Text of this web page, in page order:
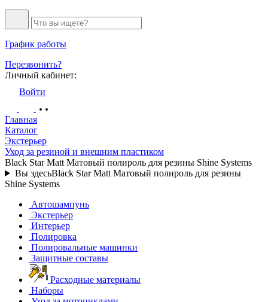
График работы
Перезвонить?
Личный кабинет:
Войти
Главная
Каталог
Экстерьер
Уход за резиной и внешним пластиком
Black Star Matt Матовый полироль для резины Shine Systems
Вы здесьBlack Star Matt Матовый полироль для резины
Shine Systems
Автошампунь
Экстерьер
Интерьер
Полировка
Полировальные машинки
Защитные составы
Расходные материалы
Наборы